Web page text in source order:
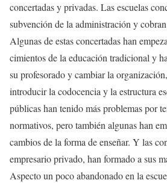
concertadas y privadas. Las escuelas
subvención de la administración y
Algunas de estas concertadas han
cimientos de la educación tradicional y
su profesorado y cambiar la
introducir la codocencia y la estructura
públicas han tenido más problemas por
normativos, pero también algunas han
cambios de la forma de enseñar. Y las
empresario privado, han formado a sus
Aspecto un poco abandonado en la